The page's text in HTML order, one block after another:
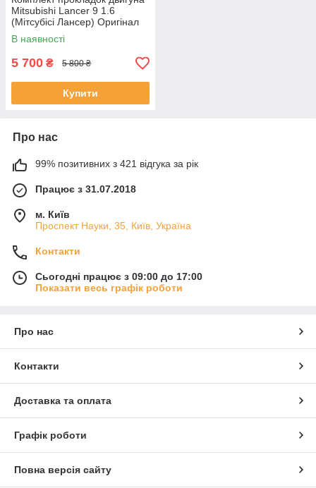
Mitsubishi Lancer 9 1.6
(Мітсубісі Лансер) Оригінал
MMC MD979216
В наявності
5 700 ₴ 5 800 ₴
Купити
Про нас
99% позитивних з 421 відгука за рік
Працює з 31.07.2018
м. Київ
Проспект Науки, 35, Київ, Україна
Контакти
Сьогодні працює з 09:00 до 17:00
Показати весь графік роботи
Про нас
Контакти
Доставка та оплата
Графік роботи
Повна версія сайту